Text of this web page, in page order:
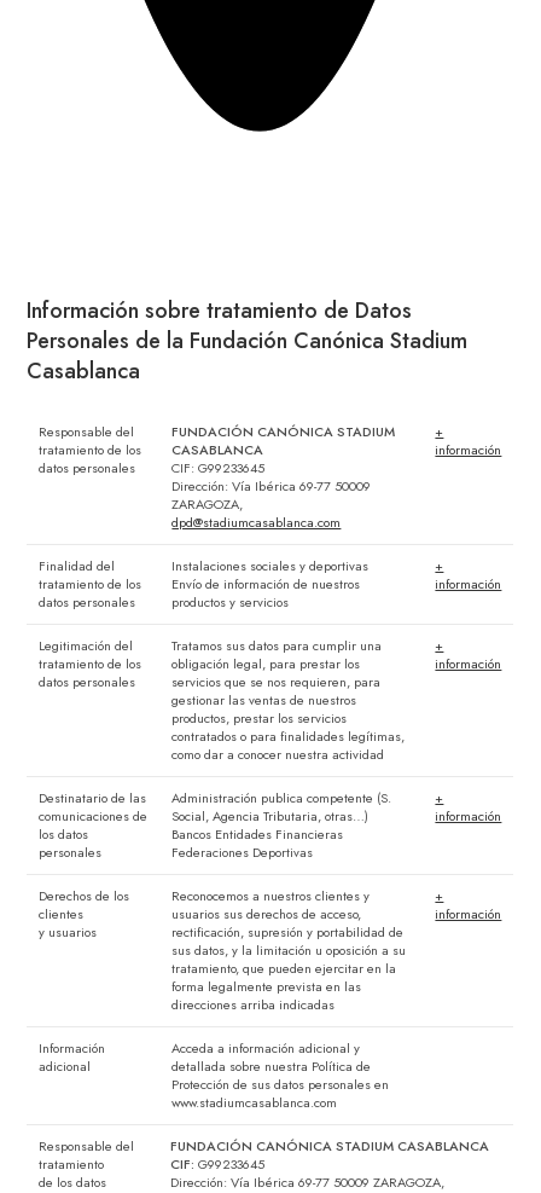
Información sobre tratamiento de Datos
Personales de la Fundación Canónica Stadium
Casablanca
Responsable del
tratamiento de los
datos personales
FUNDACIÓN CANÓNICA STADIUM
CASABLANCA
CIF: G99233645
Dirección: Vía Ibérica 69-77 50009
ZARAGOZA,
dpd@stadiumcasablanca.com
+
información
Finalidad del
tratamiento de los
datos personales
Instalaciones sociales y deportivas
Envío de información de nuestros
productos y servicios
+
información
Legitimación del
tratamiento de los
datos personales
Tratamos sus datos para cumplir una
obligación legal, para prestar los
servicios que se nos requieren, para
gestionar las ventas de nuestros
productos, prestar los servicios
contratados o para finalidades legítimas,
como dar a conocer nuestra actividad
+
información
Destinatario de las
comunicaciones de
los datos
personales
Administración publica competente (S.
Social, Agencia Tributaria, otras…)
Bancos Entidades Financieras
Federaciones Deportivas
+
información
Derechos de los
clientes
y usuarios
Reconocemos a nuestros clientes y
usuarios sus derechos de acceso,
rectificación, supresión y portabilidad de
sus datos, y la limitación u oposición a su
tratamiento, que pueden ejercitar en la
forma legalmente prevista en las
direcciones arriba indicadas
+
información
Información
adicional
Acceda a información adicional y
detallada sobre nuestra Política de
Protección de sus datos personales en
www.stadiumcasablanca.com
Responsable del
tratamiento
de los datos
FUNDACIÓN CANÓNICA STADIUM CASABLANCA
CIF: G99233645
Dirección: Vía Ibérica 69-77 50009 ZARAGOZA,